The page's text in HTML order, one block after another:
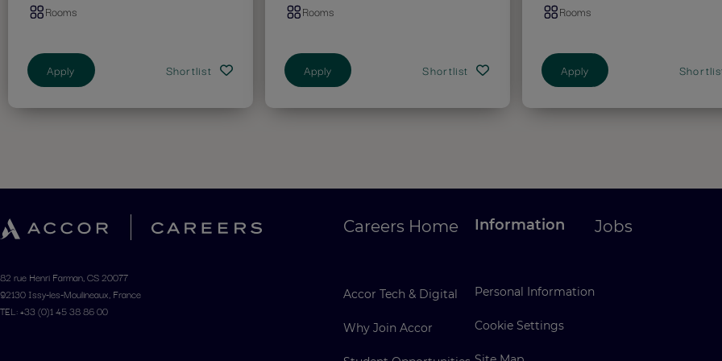
Rooms
Apply Shortlist
Rooms
Apply Shortlist
Rooms
Apply
82 rue Henri Farman, CS 20077
92130 Issy-les-Moulineaux, France
TEL: +33 (0)1 45 38 86 00
Careers Home
Accor Tech & Digital
Why Join Accor
Information
Personal Information
Cookie Settings
Jobs